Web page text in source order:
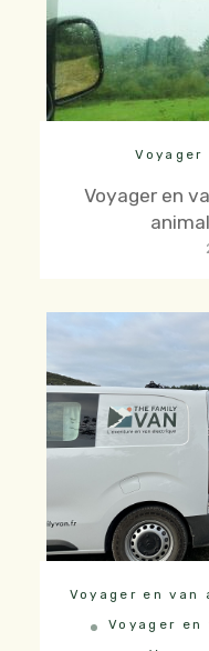
Voyager en
Voyager en van
Voyager en